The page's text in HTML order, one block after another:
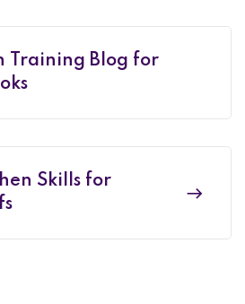
Training Blog for
Skills for